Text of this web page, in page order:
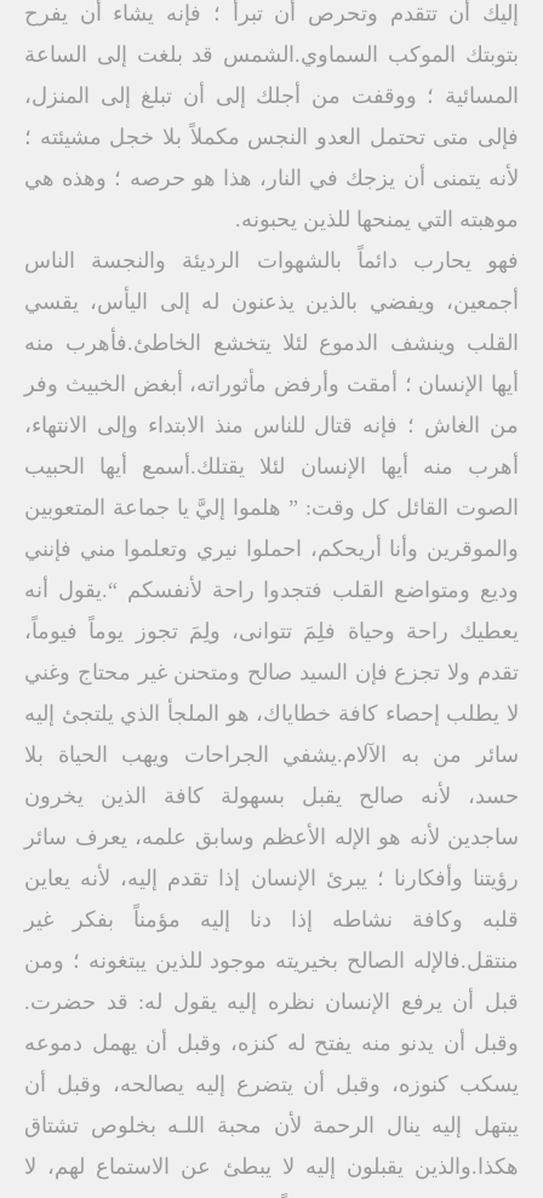
إليك أن تتقدم وتحرص أن تبرأ ؛ فإنه يشاء أن يفرح
بتوبتك الموكب السماوي.الشمس قد بلغت إلى الساعة
المسائية ؛ ووقفت من أجلك إلى أن تبلغ إلى المنزل،
فإلى متى تحتمل العدو النجس مكملاً بلا خجل مشيئته ؛
لأنه يتمنى أن يزجك في النار، هذا هو حرصه ؛ وهذه هي
موهبته التي يمنحها للذين يحبونه.
فهو يحارب دائماً بالشهوات الرديئة والنجسة الناس
أجمعين، ويفضي بالذين يذعنون له إلى اليأس، يقسي
القلب وينشف الدموع لئلا يتخشع الخاطئ.فأهرب منه
أيها الإنسان ؛ أمقت وأرفض مأثوراته، أبغض الخبيث وفر
من الغاش ؛ فإنه قتال للناس منذ الابتداء وإلى الانتهاء،
أهرب منه أيها الإنسان لئلا يقتلك.أسمع أيها الحبيب
الصوت القائل كل وقت: ” هلموا إليَّ يا جماعة المتعوبين
والموقرين وأنا أريحكم، احملوا نيري وتعلموا مني فإنني
وديع ومتواضع القلب فتجدوا راحة لأنفسكم “.يقول أنه
يعطيك راحة وحياة فلِمَ تتوانى، ولِمَ تجوز يوماً فيوماً،
تقدم ولا تجزع فإن السيد صالح ومتحنن غير محتاج وغني
لا يطلب إحصاء كافة خطاياك، هو الملجأ الذي يلتجئ إليه
سائر من به الآلام.يشفي الجراحات ويهب الحياة بلا
حسد، لأنه صالح يقبل بسهولة كافة الذين يخرون
ساجدين لأنه هو الإله الأعظم وسابق علمه، يعرف سائر
رؤيتنا وأفكارنا ؛ يبرئ الإنسان إذا تقدم إليه، لأنه يعاين
قلبه وكافة نشاطه إذا دنا إليه مؤمناً بفكر غير
منتقل.فالإله الصالح بخيريته موجود للذين يبتغونه ؛ ومن
قبل أن يرفع الإنسان نظره إليه يقول له: قد حضرت.
وقبل أن يدنو منه يفتح له كنزه، وقبل أن يهمل دموعه
يسكب كنوزه، وقبل أن يتضرع إليه يصالحه، وقبل أن
يبتهل إليه ينال الرحمة لأن محبة اللـه بخلوص تشتاق
هكذا.والذين يقبلون إليه لا يبطئ عن الاستماع لهم، لا